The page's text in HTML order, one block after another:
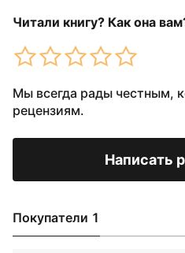
Читали книгу? Как она
Мы всегда рады честным,
рецензиям.
Написать
Покупатели 1